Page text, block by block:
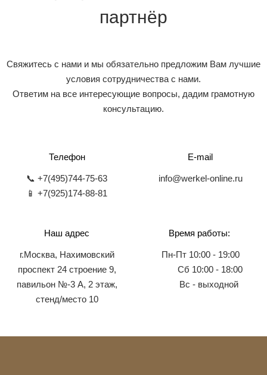
партнёр
Свяжитесь с нами и мы обязательно предложим Вам лучшие
условия сотрудничества с нами.
Ответим на все интересующие вопросы, дадим грамотную
консультацию.
Телефон
📞 +7(495)744-75-63
📱 +7(925)174-88-81
E-mail
info@werkel-online.ru
Наш адрес
г.Москва, Нахимовский
проспект 24 строение 9,
павильон №-3 А, 2 этаж,
стенд/место 10
Время работы:
Пн-Пт 10:00 - 19:00
Сб 10:00 - 18:00
Вс - выходной